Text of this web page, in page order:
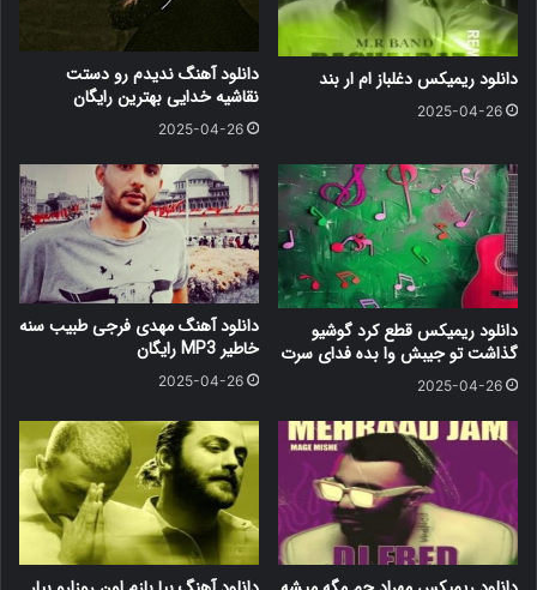
دانلود ریمیکس دغلباز ام ار بند
2025-04-26
دانلود آهنگ ندیدم رو دستت
نقاشیه خدایی بهترین رایگان
2025-04-26
دانلود ریمیکس قطع کرد گوشیو
گذاشت تو جیبش وا بده فدای سرت
2025-04-26
دانلود آهنگ مهدی فرجی طبیب سنه
خاطیر MP3 رایگان
2025-04-26